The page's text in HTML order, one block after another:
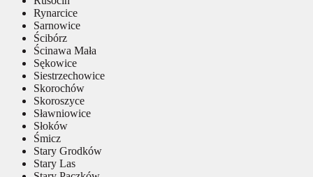
Rynarcice
Sarnowice
Ścibórz
Ścinawa Mała
Sękowice
Siestrzechowice
Skorochów
Skoroszyce
Sławniowice
Słoków
Śmicz
Stary Grodków
Stary Las